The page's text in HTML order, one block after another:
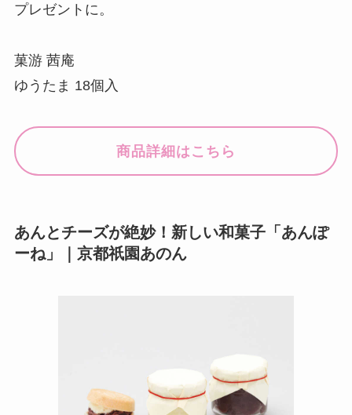
プレゼントに。
菓游 茜庵
ゆうたま 18個入
商品詳細はこちら
あんとチーズが絶妙！新しい和菓子「あんぽ
ーね」｜京都祇園あのん